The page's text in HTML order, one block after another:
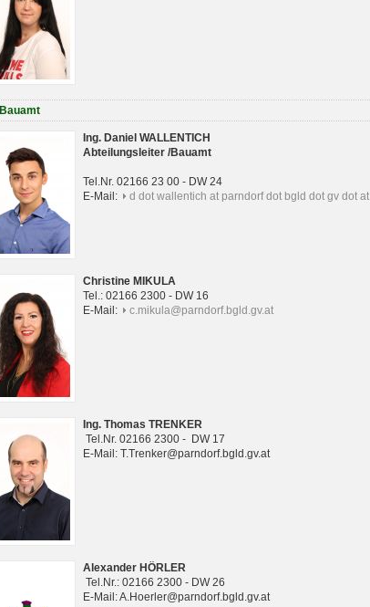
Bauamt
Ing. Daniel WALLENTICH
Abteilungsleiter /Bauamt
Tel.Nr. 02166 23 00 - DW 24
E-Mail:
d dot wallentich at parndorf dot bgld dot gv dot at
Christine MIKULA
Tel.: 02166 2300 - DW 16
E-Mail:
c.mikula@parndorf.bgld.gv.at
Ing. Thomas TRENKER
Tel.Nr. 02166 2300 - DW 17
E-Mail: T.Trenker@parndorf.bgld.gv.at
Alexander HÖRLER
Tel.Nr.: 02166 2300 - DW 26
E-Mail: A.Hoerler@parndorf.bgld.gv.at